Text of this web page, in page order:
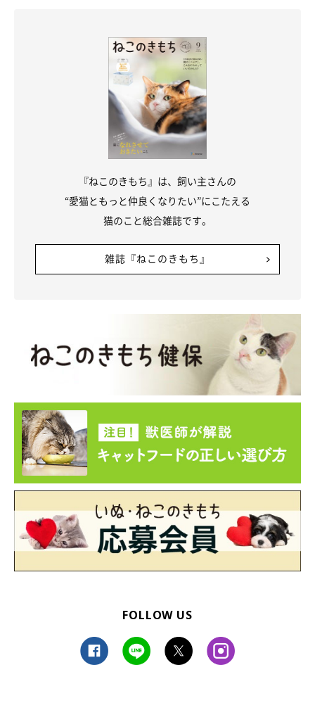
そんな陽ちゃんですが、画像のコメントによると、今では濡れず
に水を飲めるようになったそうです！
いろいろなことを学習していくのですね！
猫は水があまり得意ではないと耳にするので、濡れながら水を飲
んでいると心配になることもありますが、先生からの回答をみる
と、安心して見守ることができますね。
少しへたくそな水を飲む姿にこれからも癒されちゃいましょう。
※記事と一部写真に関連性はありませんので予めご了承くださ
『ねこのきもち』は、飼い主さんの
“愛猫ともっと仲良くなりたい”にこたえる
猫のこと総合雑誌です。
雑誌『ねこのきもち』
FOLLOW US